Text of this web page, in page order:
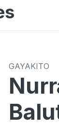
GAYAKITO